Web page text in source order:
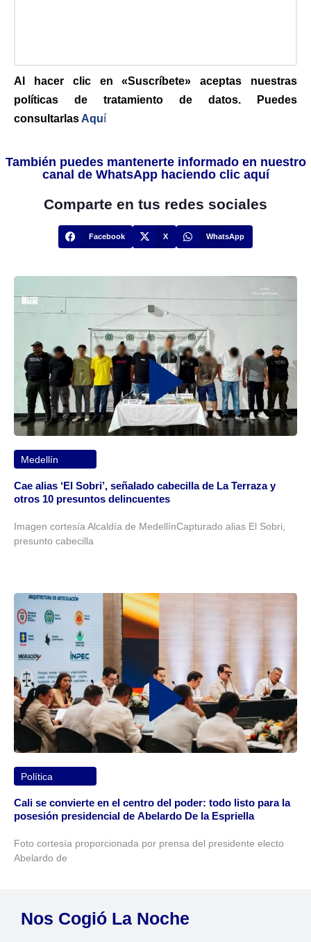
Al hacer clic en «Suscríbete» aceptas nuestras
políticas de tratamiento de datos. Puedes
consultarlas Aquí
También puedes mantenerte informado en nuestro
canal de WhatsApp haciendo clic aquí
Comparte en tus redes sociales
Facebook X WhatsApp
Medellín
Cae alias ‘El Sobri’, señalado cabecilla de La Terraza y
otros 10 presuntos delincuentes
Imagen cortesía Alcaldía de MedellínCapturado alias El Sobri,
presunto cabecilla
Política
Cali se convierte en el centro del poder: todo listo para la
posesión presidencial de Abelardo De la Espriella
Foto cortesía proporcionada por prensa del presidente electo
Abelardo de
Nos Cogió La Noche